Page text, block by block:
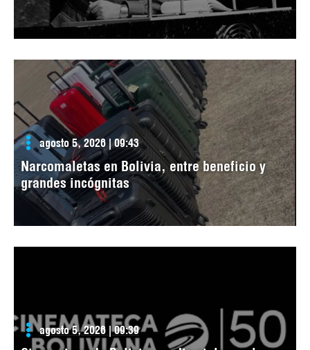
agosto 5, 2026 | 09:43
Narcomaletas en Bolivia, entre beneficio y
grandes incógnitas
agosto 5, 2026 | 09:39